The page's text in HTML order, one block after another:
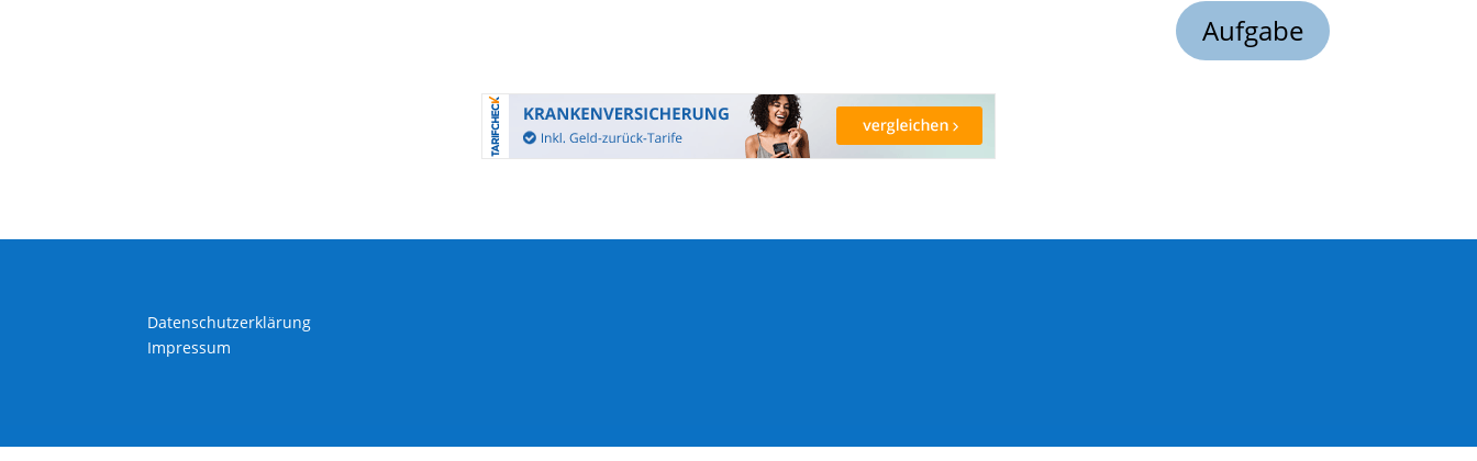
Aufgabe
Datenschutzerklärung
Impressum